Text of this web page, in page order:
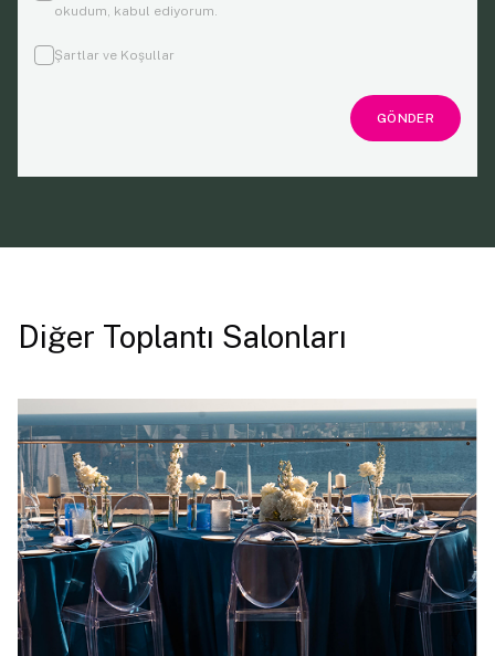
okudum, kabul ediyorum.
Şartlar ve Koşullar
GÖNDER
Diğer Toplantı Salonları